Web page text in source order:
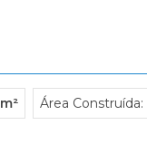
Área Construída: